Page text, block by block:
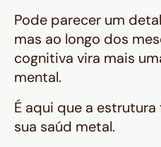
Pode parecer um
mas ao longo dos
cognitiva vira mais
mental.
É aqui que a
sua saúd metal.